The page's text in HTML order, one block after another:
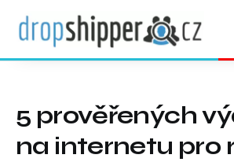
5 prověřených
na internetu pro